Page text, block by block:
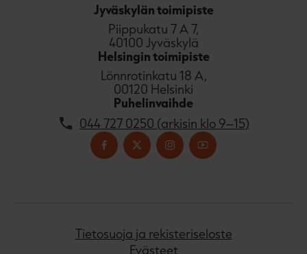
Jyväskylän toimipiste
Piippukatu 7 A 7,
40100 Jyväskylä
Helsingin toimipiste
Lönnrotinkatu 18 A,
00120 Helsinki
Puhelinvaihde
044 727 0250 (arkisin klo 9–15)
Tietosuoja ja rekisteriseloste
Evästeet